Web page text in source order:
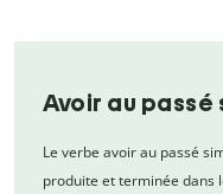
Avoir au passé
Le verbe avoir au passé
produite et terminée dans